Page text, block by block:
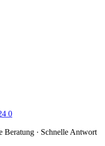
0
Beratung · Schnelle Antwort